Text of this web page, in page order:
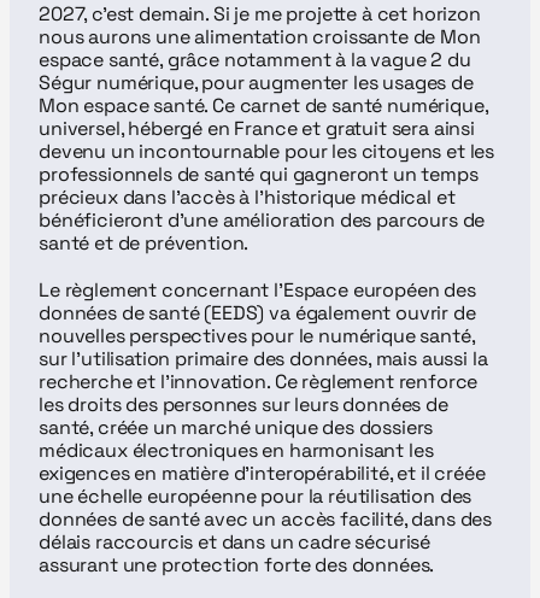
2027, c’est demain. Si je me projette à cet horizon
nous aurons une alimentation croissante de Mon
espace santé, grâce notamment à la vague 2 du
Ségur numérique, pour augmenter les usages de
Mon espace santé. Ce carnet de santé numérique,
universel, hébergé en France et gratuit sera ainsi
devenu un incontournable pour les citoyens et les
professionnels de santé qui gagneront un temps
précieux dans l’accès à l’historique médical et
bénéficieront d’une amélioration des parcours de
santé et de prévention.
Le règlement concernant l’Espace européen des
données de santé (EEDS) va également ouvrir de
nouvelles perspectives pour le numérique santé,
sur l’utilisation primaire des données, mais aussi la
recherche et l’innovation. Ce règlement renforce
les droits des personnes sur leurs données de
santé, créée un marché unique des dossiers
médicaux électroniques en harmonisant les
exigences en matière d’interopérabilité, et il créée
une échelle européenne pour la réutilisation des
données de santé avec un accès facilité, dans des
délais raccourcis et dans un cadre sécurisé
assurant une protection forte des données.